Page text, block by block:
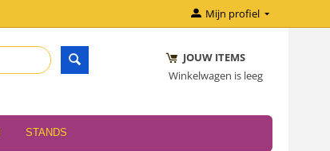
Mijn profiel
JOUW ITEMS
Winkelwagen is leeg
STANDS